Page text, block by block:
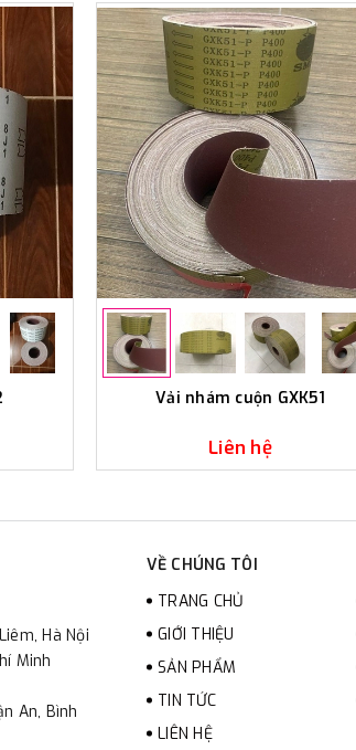
Vải nhám cuộn GXK51
Liên hệ
Hà Nội
Minh
An, Bình
VỀ CHÚNG TÔI
TRANG CHỦ
GIỚI THIỆU
SẢN PHẨM
TIN TỨC
LIÊN HỆ